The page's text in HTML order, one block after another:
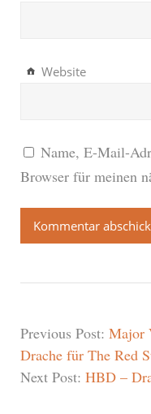
Website
Name, E-Mail-
Browser für meinen
Previous Post: Major
Drache für The Red
Next Post: HBD –